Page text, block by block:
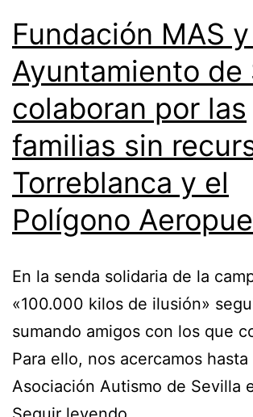
Fundación MAS
Ayuntamiento de
colaboran por las
familias sin
Torreblanca y el
Polígono
En la senda solidaria de la
«100.000 kilos de ilusión»
sumando amigos con los que
Para ello, nos acercamos hasta
Asociación Autismo de Sevilla